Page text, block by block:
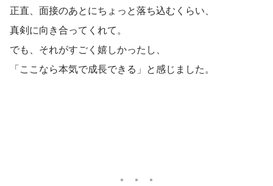
正直、面接のあとにちょっと落ち込むくらい、
真剣に向き合ってくれて。
でも、それがすごく嬉しかったし、
「ここなら本気で成長できる」と感じました。